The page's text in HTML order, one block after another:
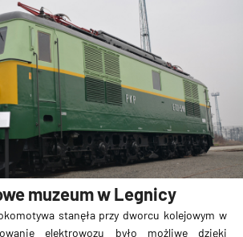
muzeum w Legnicy
stanęła przy dworcu kolejowym w
elektrowozu było możliwe dzięki